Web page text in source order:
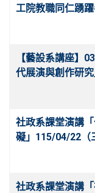
工院教職同仁踴
【藝設系講座】
代展演與創作研
社政系課堂演講
礙」115/04/22（
社政系課堂演講